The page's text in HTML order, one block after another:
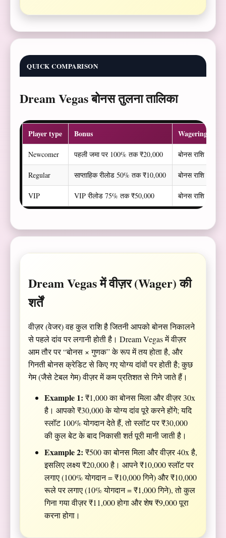
QUICK COMPARISON
Dream Vegas बोनस तुलना तालिका
Player type Bonus Wagering
Newcomer पहली जमा पर 100% तक ₹20,000 बोनस राशि पर 35x
Regular साप्ताहिक रीलोड 50% तक ₹10,000 बोनस राशि पर 30x
VIP VIP रीलोड 75% तक ₹50,000 बोनस राशि पर 20x
Dream Vegas में वीज़र (Wager) की
शर्तें
वीज़र (वेजर) वह कुल राशि है जितनी आपको बोनस निकालने
से पहले दांव पर लगानी होती है। Dream Vegas में वीज़र
आम तौर पर “बोनस × गुणक” के रूप में तय होता है, और
गिनती बोनस क्रेडिट से किए गए योग्य दांवों पर होती है; कुछ
गेम (जैसे टेबल गेम) वीज़र में कम प्रतिशत से गिने जाते हैं।
Example 1: ₹1,000 का बोनस मिला और वीज़र 30x
है। आपको ₹30,000 के योग्य दांव पूरे करने होंगे; यदि
स्लॉट 100% योगदान देते हैं, तो स्लॉट पर ₹30,000
की कुल बेट के बाद निकासी शर्त पूरी मानी जाती है।
Example 2: ₹500 का बोनस मिला और वीज़र 40x है,
इसलिए लक्ष्य ₹20,000 है। आपने ₹10,000 स्लॉट पर
लगाए (100% योगदान = ₹10,000 गिने) और ₹10,000
रूले पर लगाए (10% योगदान = ₹1,000 गिने), तो कुल
गिना गया वीज़र ₹11,000 होगा और शेष ₹9,000 पूरा
करना होगा।